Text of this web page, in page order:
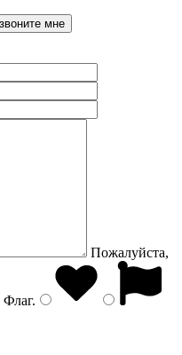
Пожалуйста,
Флаг.